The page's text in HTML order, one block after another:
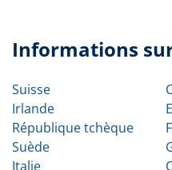
Informations
Suisse
Irlande
République tchèque
Suède
Italie